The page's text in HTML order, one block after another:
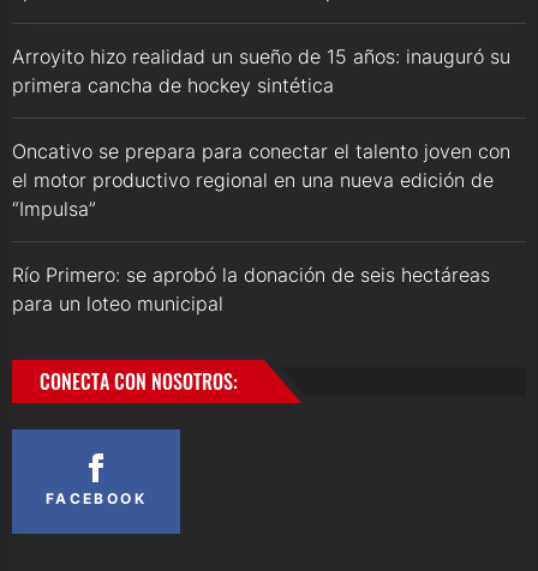
Arroyito hizo realidad un sueño de 15 años: inauguró su
primera cancha de hockey sintética
Oncativo se prepara para conectar el talento joven con
el motor productivo regional en una nueva edición de
“Impulsa”
Río Primero: se aprobó la donación de seis hectáreas
para un loteo municipal
CONECTA CON NOSOTROS:
FACEBOOK